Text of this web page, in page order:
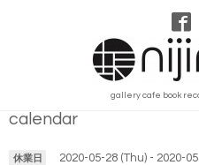
gallery cafe book
calendar
休業日 2020-05-28 (Thu) - 2020-